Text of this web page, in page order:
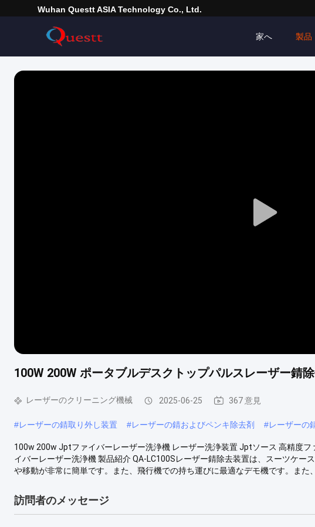
Wuhan Questt ASIA Technology Co., Ltd.
家へ 製品
Play
100W 200W ポータブルデスクトップパルスレーザー錆
レーザーのクリーニング機械 2025-06-25 367 意見
#レーザーの錆取り外し装置 #レーザーの錆およびペンキ除去剤 #レーザーの
100w 200w Jptファイバーレーザー洗浄機 レーザー洗浄装置 Jptソース 高精度
イバーレーザー洗浄機 製品紹介 QA-LC100Sレーザー錆除去装置は、スーツケー
や移動が非常に簡単です。また、飛行機での持ち運びに最適なデモ機です。また
訪問者のメッセージ